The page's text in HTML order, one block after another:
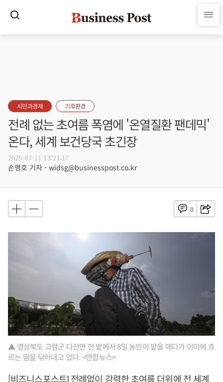
시민과경제 기후환경
전례 없는 초여름 폭염에 '온열질환 팬데믹'
온다, 세계 보건당국 초긴장
2025-07-11 13:21:17
손영호 기자 - widsg@businesspost.co.kr
0
▲ 경상북도 고령군 다산면 한 밭에서 8일 농민이 밭을 매다가 이미에 흐
르는 땀을 닦아내고 있다. <연합뉴스>
[비즈니스포스트] 전례없이 강력한 초여름 더위에 전 세계